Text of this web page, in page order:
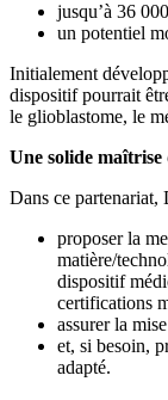
jusqu’à 36
un potentiel
Initialement
dispositif pourrait
le glioblastome, le
Une solide
Dans ce
proposer la
matière/
dispositif
certifications
assurer la
et, si besoin,
adapté.